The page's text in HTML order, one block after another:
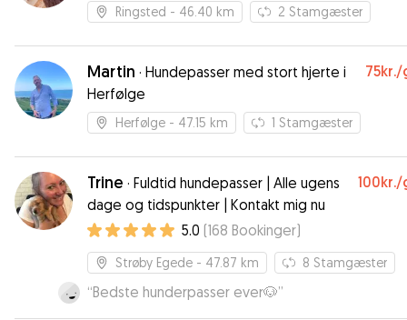
anbefale Pernille og vil helt sikker bruge hende
Ringsted - 46.40 km 2 Stamgæster
Martin · Hundepasser med stort hjerte i
Herfølge
75kr./
Herfølge - 47.15 km 1 Stamgæster
Trine · Fuldtid hundepasser | Alle ugens
dage og tidspunkter | Kontakt mig nu
100kr./
5.0 (168 Bookinger)
Strøby Egede - 47.87 km 8 Stamgæster
“Bedste hunderpasser ever🐶”